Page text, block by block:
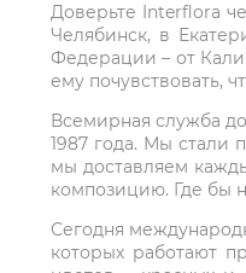
Доверьте Interflora
Челябинск, в
Федерации – от
ему почувствовать,
Всемирная служба
1987 года. Мы стали
мы доставляем
композицию. Где бы
Сегодня
которых работают